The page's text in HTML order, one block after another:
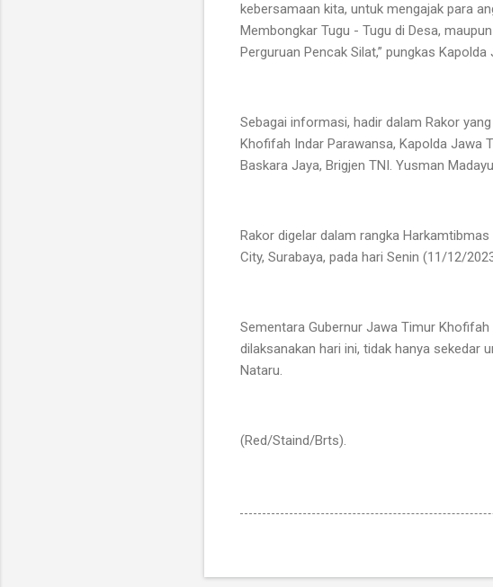
kebersamaan kita, untuk mengajak para
Membongkar Tugu - Tugu di Desa,
Perguruan Pencak Silat,” pungkas
Sebagai informasi, hadir dalam Rakor
Khofifah Indar Parawansa, Kapolda Jawa
Baskara Jaya, Brigjen TNI. Yusman
Rakor digelar dalam rangka
City, Surabaya, pada hari Senin (11/12/
Sementara Gubernur Jawa Timur
dilaksanakan hari ini, tidak hanya sekedar
Nataru.
(Red/Staind/Brts).